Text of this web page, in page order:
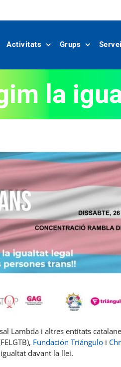
Activitats Grups
la
Lambda i altres entitats
Fundación Triángulo i
davant la llei.